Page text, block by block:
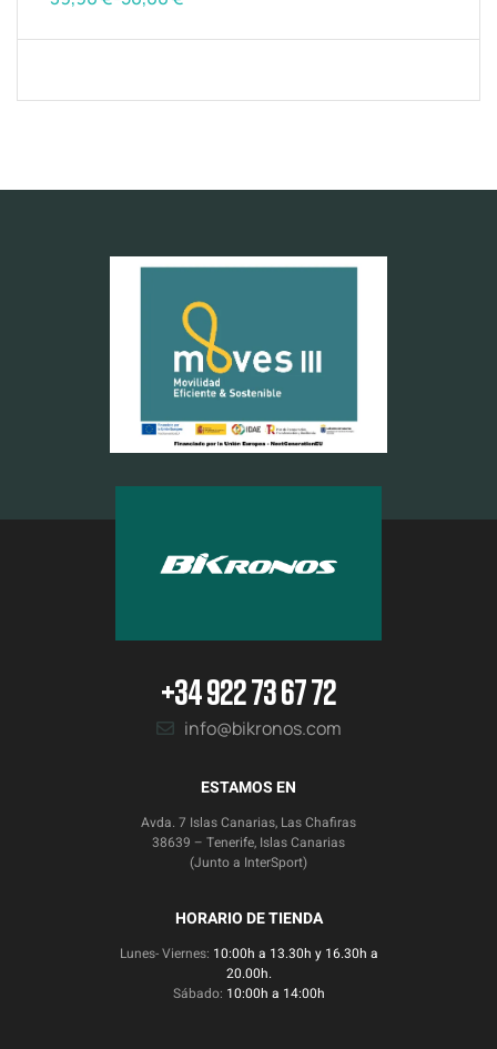
+34 922 73 67 72
info@bikronos.com
ESTAMOS EN
Avda. 7 Islas Canarias, Las Chafiras
38639 – Tenerife, Islas Canarias
(Junto a InterSport)
HORARIO DE TIENDA
Lunes- Viernes: 10:00h a 13.30h y 16.30h a
20.00h.
Sábado: 10:00h a 14:00h